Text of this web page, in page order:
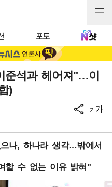
포토
준석과 헤어져"…이
)
가가
나, 하나라 생각…밖에서
할 수 없는 이유 밝혀"